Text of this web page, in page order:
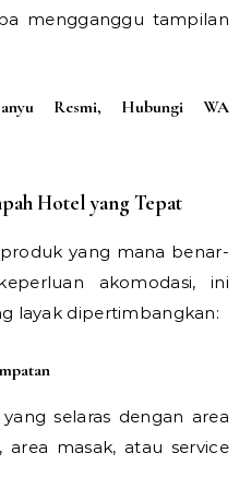
mengganggu tampilan
Resmi, Hubungi WA
Hotel yang Tepat
yang mana benar-
akomodasi, ini
layak dipertimbangkan:
selaras dengan area
masak, atau service